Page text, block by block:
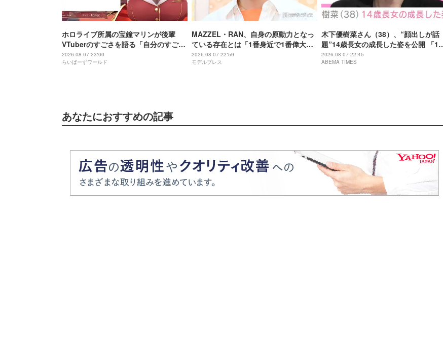
ホロライブ所属の宝鐘マリンが後輩
VTuberのすごさを語る「自分のすごさ
に気づいてない」
2026.08.07 23:00
らいばーずワールド
MAZZEL・RAN、自身の原動力となっ
ている存在とは「1番身近で1番偉大な
存在」
2026.08.07 22:59
モデルプレス
木下優樹菜さん（38）、“顔出しが話
題”14歳長女の成長した姿を公開 「14
歳とは思えぬオトナっぽさ」「優樹菜
ちゃんにそっくりすぎる」など反響
2026.08.07 22:45
ABEMA TIMES
あなたにおすすめの記事